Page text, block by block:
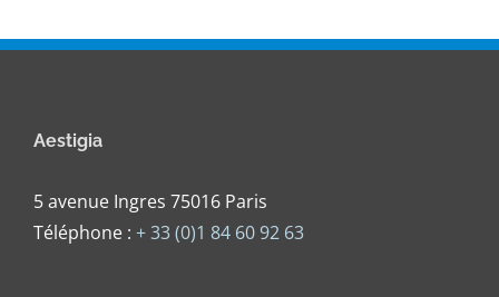
Aestigia
5 avenue Ingres 75016 Paris
Téléphone : + 33 (0)1 84 60 92 63